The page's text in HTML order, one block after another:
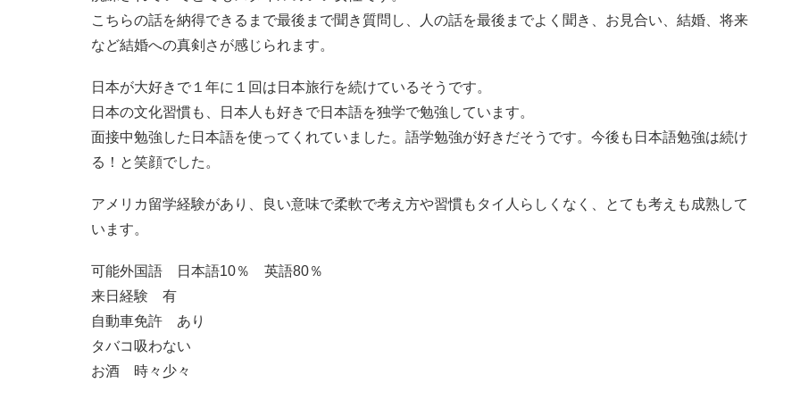
こちらの話を納得できるまで最後まで聞き質問し、人の話を最後までよく聞き、お見合い、結婚、将来
など結婚への真剣さが感じられます。
日本が大好きで１年に１回は日本旅行を続けているそうです。
日本の文化習慣も、日本人も好きで日本語を独学で勉強しています。
面接中勉強した日本語を使ってくれていました。語学勉強が好きだそうです。今後も日本語勉強は続け
る！と笑顔でした。
アメリカ留学経験があり、良い意味で柔軟で考え方や習慣もタイ人らしくなく、とても考えも成熟して
います。
可能外国語 日本語10％ 英語80％
来日経験 有
自動車免許 あり
タバコ吸わない
お酒 時々少々